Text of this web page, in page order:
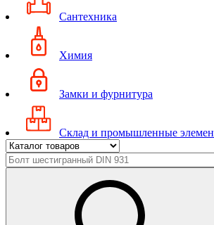
Сантехника
Химия
Замки и фурнитура
Склад и промышленные